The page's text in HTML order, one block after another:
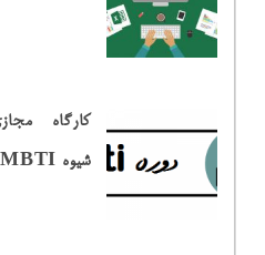
کارگاه
شیوه MBTI